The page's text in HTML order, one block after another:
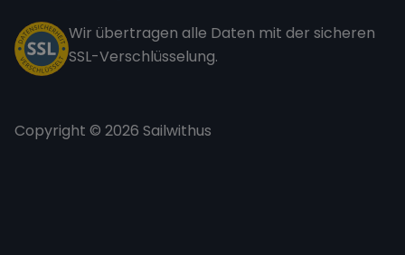
Wir übertragen alle Daten mit der sicheren
SSL-Verschlüsselung.
Copyright © 2026 Sailwithus